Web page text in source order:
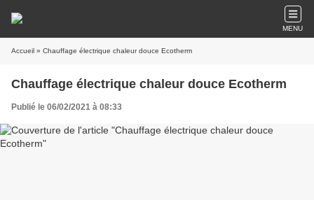
MENU
Accueil » Chauffage électrique chaleur douce Ecotherm
Chauffage électrique chaleur douce Ecotherm
Publié le 06/02/2021 à 08:33